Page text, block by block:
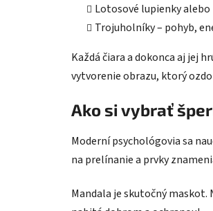
Lotosové lupienky alebo
Trojuholníky – pohyb,
Každá čiara a dokonca aj jej
vytvorenie obrazu, ktorý
Ako si vybrať
Moderní psychológovia sa
na prelínanie a prvky
Mandala je skutočný